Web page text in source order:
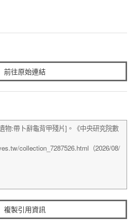
前往原始連結
複製引用資訊